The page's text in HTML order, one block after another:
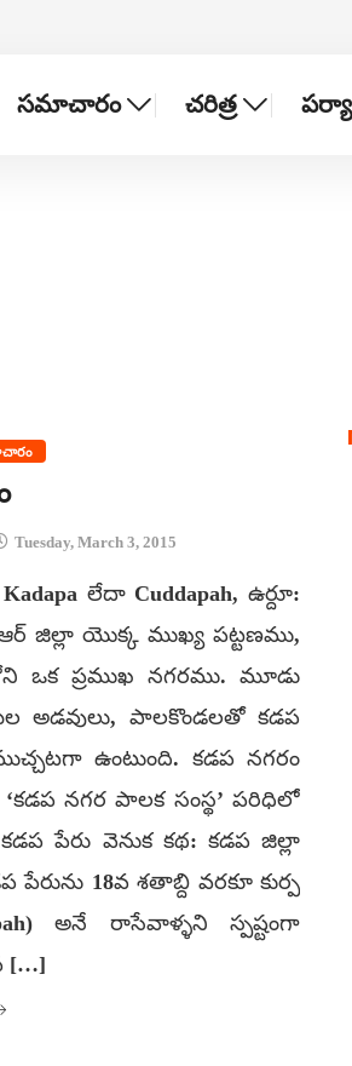
సమాచారం చరిత్ర
Tuesday, March 3, 2015
లేదా Cuddapah, ఉర్దూ:
ప్రముఖ నగరము. మూడు
అడవులు, పాలకొండలతో కడప
ఉంటుంది. కడప నగరం
నగర పాలక సంస్థ’ పరిధిలో
కడప పేరు వెనుక కథ: కడప జిల్లా
పేరును 18వ శతాబ్ది వరకూ కుర్ప
అనే రాసేవాళ్ళని స్పష్టంగా
[…]